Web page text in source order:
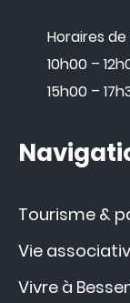
Horaires
10h00 –
15h00 –
Tourisme &
Vie
Vivre à